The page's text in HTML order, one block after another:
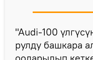
"Audi-100
рулду башкара